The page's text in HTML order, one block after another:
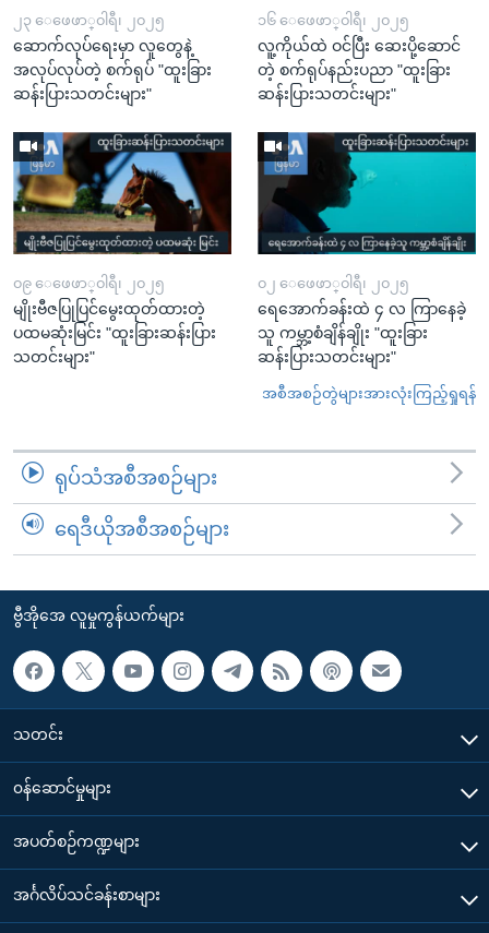
၂၃ ေဖေဖာ္၀ါရီ၊ ၂၀၂၅
ဆောက်လုပ်ရေးမှာ လူတွေနဲ့
အလုပ်လုပ်တဲ့ စက်ရုပ် "ထူးခြား
ဆန်းပြားသတင်းများ"
၁၆ ေဖေဖာ္၀ါရီ၊ ၂၀၂၅
လူ့ကိုယ်ထဲ ဝင်ပြီး ဆေးပို့ဆောင်
တဲ့ စက်ရုပ်နည်းပညာ "ထူးခြား
ဆန်းပြားသတင်းများ"
၀၉ ေဖေဖာ္၀ါရီ၊ ၂၀၂၅
မျိုးဗီဇပြုပြင်မွေးထုတ်ထားတဲ့
ပထမဆုံးမြင်း "ထူးခြားဆန်းပြား
သတင်းများ"
၀၂ ေဖေဖာ္၀ါရီ၊ ၂၀၂၅
ရေအောက်ခန်းထဲ ၄ လ ကြာနေခဲ့
သူ ကမ္ဘာ့စံချိန်ချိုး "ထူးခြား
ဆန်းပြားသတင်းများ"
အစီအစဉ်တွဲများအားလုံးကြည့်ရှုရန်
ရုပ်သံအစီအစဉ်များ
ရေဒီယိုအစီအစဉ်များ
ဗွီအိုအေ လူမှုကွန်ယက်များ
သတင်း
၀န်ဆောင်မှုများ
အပတ်စဉ်ကဏ္ဍများ
အင်္ဂလိပ်သင်ခန်းစာများ